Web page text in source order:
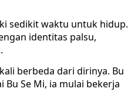
sedikit waktu untuk hidup.
identitas palsu,
berbeda dari dirinya. Bu
Se Mi, ia mulai bekerja